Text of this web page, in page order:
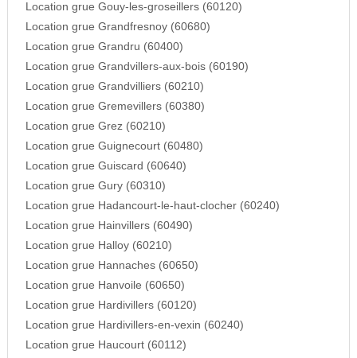
Location grue Gouy-les-groseillers (60120)
Location grue Grandfresnoy (60680)
Location grue Grandru (60400)
Location grue Grandvillers-aux-bois (60190)
Location grue Grandvilliers (60210)
Location grue Gremevillers (60380)
Location grue Grez (60210)
Location grue Guignecourt (60480)
Location grue Guiscard (60640)
Location grue Gury (60310)
Location grue Hadancourt-le-haut-clocher (60240)
Location grue Hainvillers (60490)
Location grue Halloy (60210)
Location grue Hannaches (60650)
Location grue Hanvoile (60650)
Location grue Hardivillers (60120)
Location grue Hardivillers-en-vexin (60240)
Location grue Haucourt (60112)